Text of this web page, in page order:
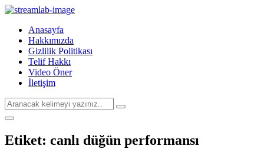
Anasayfa
Hakkımızda
Gizlilik Politikası
Telif Hakkı
Video Öner
İletişim
Etiket: canlı düğün performansı